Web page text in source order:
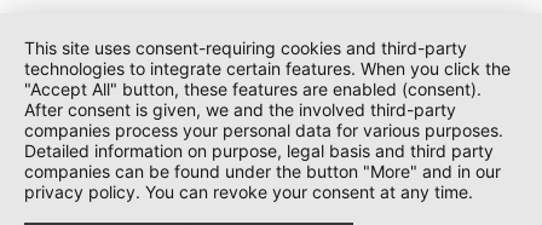
This site uses consent-requiring cookies and third-party
technologies to integrate certain features. When you click the
"Accept All" button, these features are enabled (consent).
After consent is given, we and the involved third-party
companies process your personal data for various purposes.
Detailed information on purpose, legal basis and third party
companies can be found under the button "More" and in our
privacy policy. You can revoke your consent at any time.